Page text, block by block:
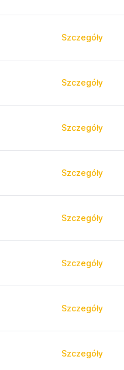
Szczegóły
Szczegóły
Szczegóły
Szczegóły
Szczegóły
Szczegóły
Szczegóły
Szczegóły